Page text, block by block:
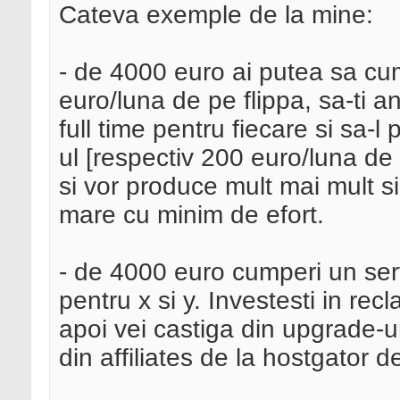
Cateva exemple de la mine:
- de 4000 euro ai putea sa
euro/luna de pe flippa, sa-ti
full time pentru fiecare si sa-l
ul [respectiv 200 euro/luna
si vor produce mult mai mult
mare cu minim de efort.
- de 4000 euro cumperi un
pentru x si y. Investesti in
apoi vei castiga din upgrade-
din affiliates de la hostgator